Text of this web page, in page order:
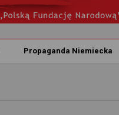
Propaganda Niemiecka